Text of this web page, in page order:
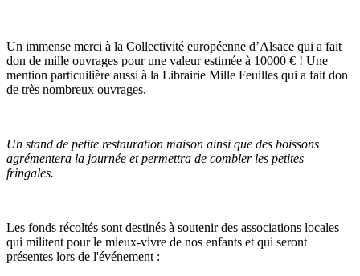
Un immense merci à la Collectivité européenne d’Alsace qui a fait
don de mille ouvrages pour une valeur estimée à 10000 € ! Une
mention particuilière aussi à la Librairie Mille Feuilles qui a fait don
de très nombreux ouvrages.
Un stand de petite restauration maison ainsi que des boissons
agrémentera la journée et permettra de combler les petites
fringales.
Les fonds récoltés sont destinés à soutenir des associations locales
qui militent pour le mieux-vivre de nos enfants et qui seront
présentes lors de l'événement :